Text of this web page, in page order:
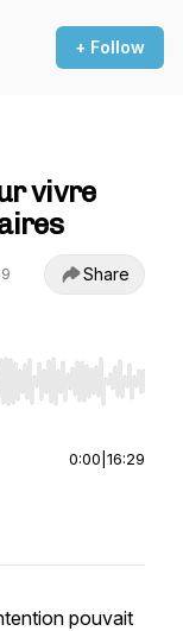
+ Follow
vivre
Share
End to jump to
0:00 16:29
pouvait